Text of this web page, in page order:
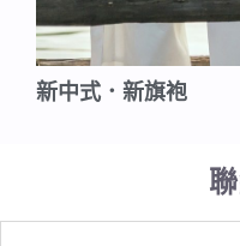
新中式．新旗袍